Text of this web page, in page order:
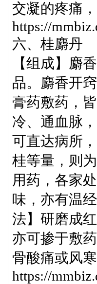
交凝的疼痛
https://
六、桂麝丹
【组成】麝
品。麝香开
膏药敷药，
冷、通血脉
可直达病所
桂等量，则
用药，各家
味，亦有温
法】研磨成
亦可掺于敷
骨酸痛或风寒
https://